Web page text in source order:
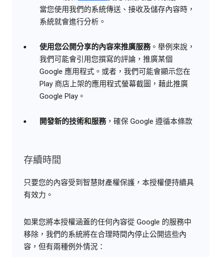
當您使用我們的系統傳送、接收及儲存內容時，
系統就會進行分析。
使用您公開分享的內容來推廣服務。舉例來說，
我們可能會引用您撰寫的評論，推廣某個
Google 應用程式。或者，我們可能會顯示您在
Play 商店上架的應用程式螢幕截圖，藉此推廣
Google Play。
開發新的技術和服務，確保 Google 遵循本條款
存續時間
只要您的內容受到智慧財產權保護，本授權便持續具
有效力。
如果您將本授權涵蓋的任何內容從 Google 的服務中
移除，我們的系統將在合理時間內停止公開這些內
容，但有兩種例外情況：